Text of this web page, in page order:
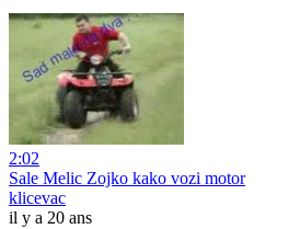
2:02
Sale Melic Zojko kako vozi motor
klicevac
il y a 20 ans